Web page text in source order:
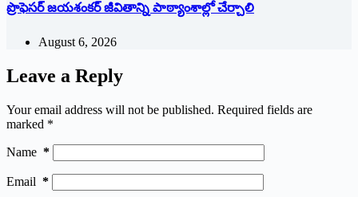
ప్రొఫెసర్ జయశంకర్ జీవితాన్ని పాఠ్యాంశాల్లో చేర్చాలి
August 6, 2026
Leave a Reply
Your email address will not be published. Required fields are
marked *
Name *
Email *